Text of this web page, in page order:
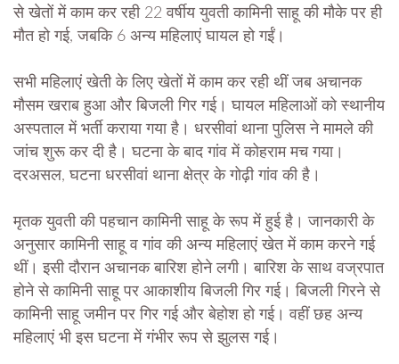
से खेतों में काम कर रही 22 वर्षीय युवती कामिनी साहू की मौके पर ही
मौत हो गई, जबकि 6 अन्य महिलाएं घायल हो गईं।
सभी महिलाएं खेती के लिए खेतों में काम कर रही थीं जब अचानक
मौसम खराब हुआ और बिजली गिर गई। घायल महिलाओं को स्थानीय
अस्पताल में भर्ती कराया गया है। धरसीवां थाना पुलिस ने मामले की
जांच शुरू कर दी है। घटना के बाद गांव में कोहराम मच गया।
दरअसल, घटना धरसीवां थाना क्षेत्र के गोढ़ी गांव की है।
मृतक युवती की पहचान कामिनी साहू के रूप में हुई है। जानकारी के
अनुसार कामिनी साहू व गांव की अन्य महिलाएं खेत में काम करने गई
थीं। इसी दौरान अचानक बारिश होने लगी। बारिश के साथ वज्रपात
होने से कामिनी साहू पर आकाशीय बिजली गिर गई। बिजली गिरने से
कामिनी साहू जमीन पर गिर गई और बेहोश हो गई। वहीं छह अन्‍य
महिलाएं भी इस घटना में गंभीर रूप से झुलस गई।